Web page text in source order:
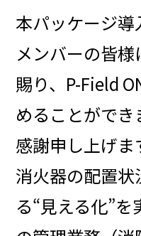
本パッケージ
メンバーの皆
賜り、P-Field
めることがで
感謝申し上げま
消火器の配置
る“見える化”